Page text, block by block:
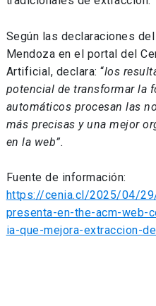
Según las declaraciones
Mendoza en el portal del
Artificial, declara: “los
potencial de transformar la
automáticos procesan las
más precisas y una mejor
en la web”.
Fuente de información:
https://cenia.cl/2025/04/
presenta-en-the-acm-web-
ia-que-mejora-extraccion-